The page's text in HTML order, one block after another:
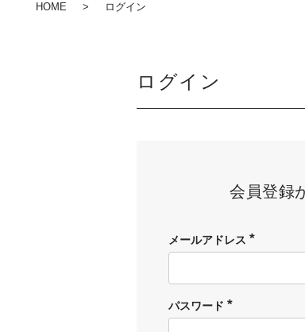
HOME ログイン
ログイン
会員登録
メールアドレス
(必
パスワード
(必